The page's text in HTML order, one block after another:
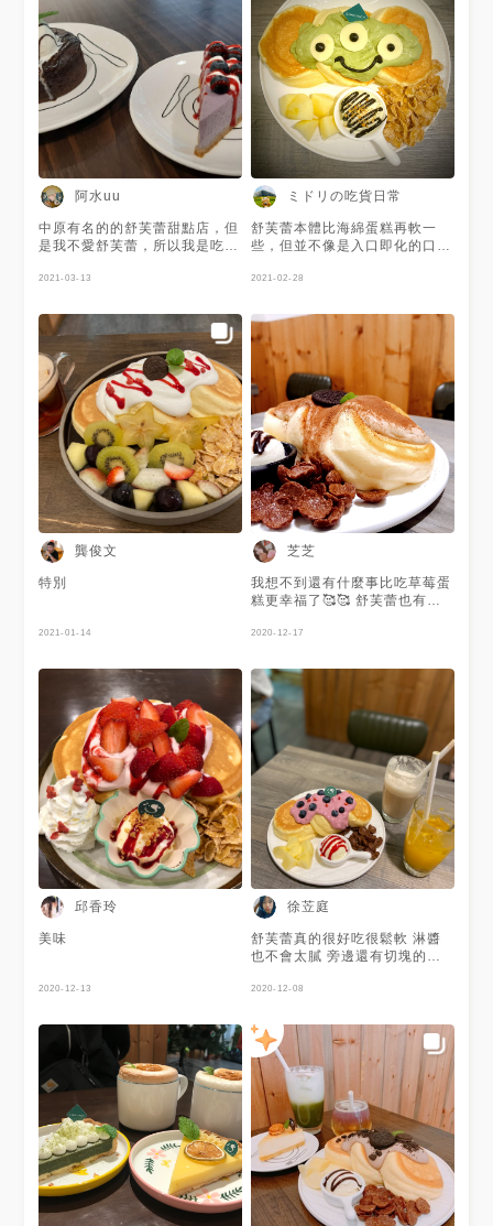
阿水uu
中原有名的的舒芙蕾甜點店，但
是我不愛舒芙蕾，所以我是吃朋
芒果伯爵戚風：160 戚風本體普
岩巧克力：150 覺得讚，熔岩就
是要切開流出來🤤 另一個藍莓
朋友點的，沒吃到就不評了。 #
中壢 #中原 #甜點 #下午茶
2021-03-13
ミドリの吃貨日常
舒芙蕾本體比海綿蛋糕再軟一
些，但並不像是入口即化的口
郁，但吃完會有點乾（需要配
面有巧克力。 #商圈召集令
2021-02-28
龔俊文
特別
2021-01-14
芝芝
我想不到還有什麼事比吃草莓蛋
糕更幸福了🥰🥰 舒芙蕾也有
提拉米蘇舒芙蕾 ＄240 紅茶歐
的） 草莓香草小戚風 ＄160
2020-12-17
邱香玲
美味
2020-12-13
徐苙庭
舒芙蕾真的很好吃很鬆軟 淋醬
也不會太膩 旁邊還有切塊的蘋
建議兩人合吃
2020-12-08